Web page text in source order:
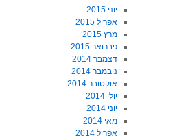
יוני 2015
אפריל 2015
מרץ 2015
פברואר 2015
דצמבר 2014
נובמבר 2014
אוקטובר 2014
יולי 2014
יוני 2014
מאי 2014
אפריל 2014